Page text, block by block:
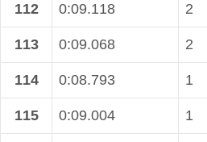
112 0:09.118 2
113 0:09.068 2
114 0:08.793 1
115 0:09.004 1